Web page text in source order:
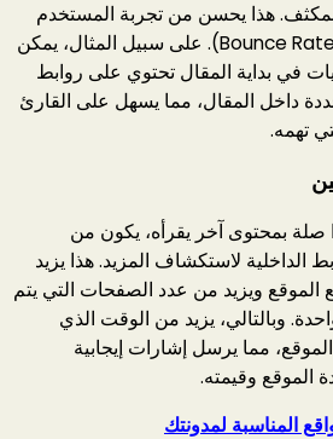
هذا يحسن من تجربة المستخدم
ويقلل من معدل الارتداد (Bounce Rate). على سبيل المثال، يمكن
في بداية المقال تحتوي على روابط
داخل المقال، مما يسهل على القارئ
تهمه.
صلة بمحتوى آخر يقرأه، يكون من
الداخلية لاستكشاف المزيد. هذا يزيد
ويزيد من عدد الصفحات التي يتم
وبالتالي، يزيد من الوقت الذي
مما يرسل إشارات إيجابية
وقيمته.
المناسبة لمدونتك